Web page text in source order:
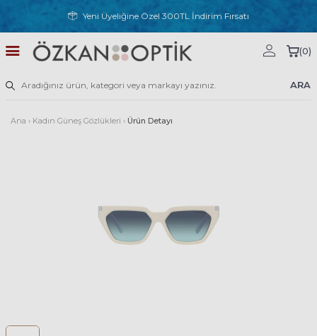
Yeni Üyeliğine Özel 300TL İndirim Fırsatı
ARA
(0)
Ana › Kadın Güneş Gözlükleri › Ürün Detayı